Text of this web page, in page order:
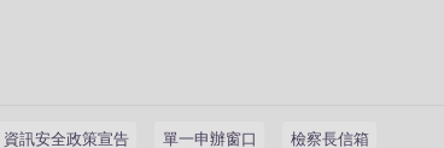
資訊安全政策宣告 單一申辦窗口 檢察長信箱